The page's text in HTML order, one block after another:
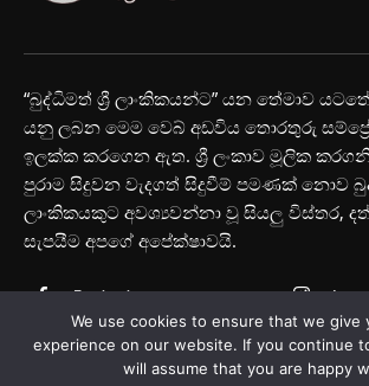
“බුද්ධිමත් ශ්‍රී ලාංකිකයන්ට” යන තේමාව
යනු ලබන මෙම වෙබ් අඩවිය තොරතුරු
ඉලක්ක කරගෙන ඇත. ශ්‍රී ලංකාව මූලික
පුරාම සිදුවන වැදගත් සිදුවීම් පමණක් නොව
ලාංකිකයකුට අවශ්‍යවන්නා වූ සියලු විස්තර,
සැපයීම අපගේ අපේක්ෂාවයි.
Youtube
We use cookies to ensure that we give
experience on our website. If you continue
will assume that you are happy